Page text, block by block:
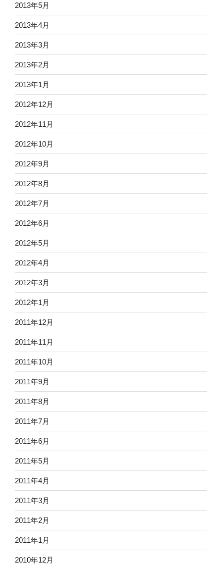
2013年5月
2013年4月
2013年3月
2013年2月
2013年1月
2012年12月
2012年11月
2012年10月
2012年9月
2012年8月
2012年7月
2012年6月
2012年5月
2012年4月
2012年3月
2012年1月
2011年12月
2011年11月
2011年10月
2011年9月
2011年8月
2011年7月
2011年6月
2011年5月
2011年4月
2011年3月
2011年2月
2011年1月
2010年12月